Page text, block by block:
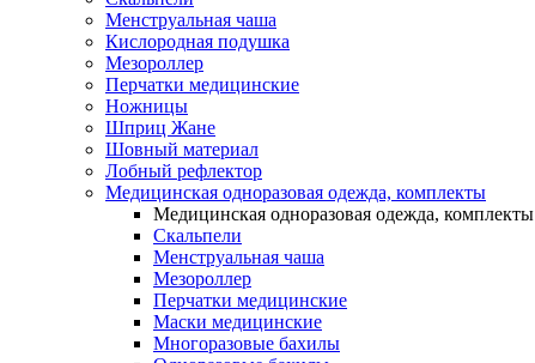
Менструальная чаша
Кислородная подушка
Мезороллер
Перчатки медицинские
Ножницы
Шприц Жане
Шовный материал
Лобный рефлектор
Медицинская одноразовая одежда, комплекты
Медицинская одноразовая одежда, комплекты
Скальпели
Менструальная чаша
Мезороллер
Перчатки медицинские
Маски медицинские
Многоразовые бахилы